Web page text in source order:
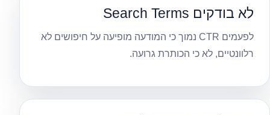
לא בודקים Search Terms
לפעמים CTR נמוך כי המודעה מופיעה על חיפושים לא
רלוונטיים, לא כי הכותרת גרועה.